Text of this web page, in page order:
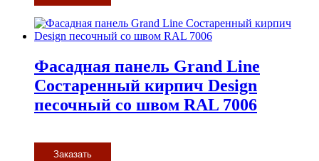
Фасадная панель Grand Line
Состаренный кирпич Design
песочный со швом RAL 7006
Заказать